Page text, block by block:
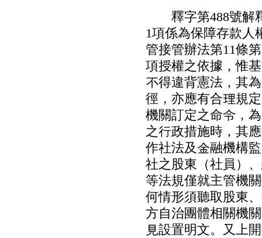
釋字第488號解釋
1項係為保障存款人
管接管辦法第11條
項授權之依據，惟
不得違背憲法，其
徑，亦應有合理規
機關訂定之命令，
之行政措施時，其
作社法及金融機構
社之股東（社員）
等法規僅就主管機
何情形須聽取股東
方自治團體相關機
見設置明文。又上